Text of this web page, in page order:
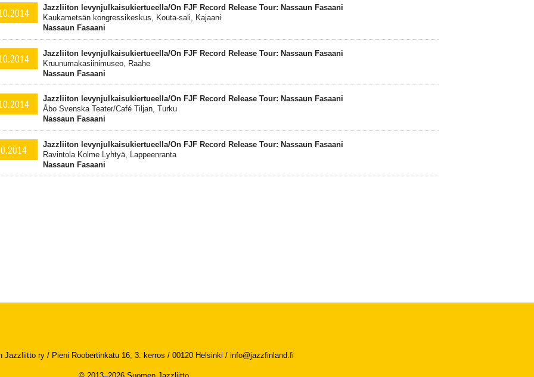
Jazzliiton levynjulkaisukiertueella/On FJF Record Release Tour: Nassaun Fasaani
Kaukametsän kongressikeskus, Kouta-sali, Kajaani
Nassaun Fasaani
Jazzliiton levynjulkaisukiertueella/On FJF Record Release Tour: Nassaun Fasaani
Kruunumakasiinimuseo, Raahe
Nassaun Fasaani
Jazzliiton levynjulkaisukiertueella/On FJF Record Release Tour: Nassaun Fasaani
Åbo Svenska Teater/Café Tiljan, Turku
Nassaun Fasaani
Jazzliiton levynjulkaisukiertueella/On FJF Record Release Tour: Nassaun Fasaani
Ravintola Kolme Lyhtyä, Lappeenranta
Nassaun Fasaani
Jazzliitto ry / Pieni Roobertinkatu 16, 3. kerros / 00120 Helsinki / info@jazzfinland.fi